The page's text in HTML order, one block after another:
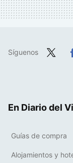
Síguenos
En Diario del
Guías de compra
Alojamientos y